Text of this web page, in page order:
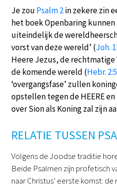
Je zou Psalm 2in zekere zin
het boek Openbaring
uiteindelijk de
vorst van deze wereld’ (Joh.
Heere Jezus, de rechtmatige
de komende wereld (Hebr. 2:5
‘overgangsfase’ zullen
opstellen tegen de HEERE
over Sion als Koning zal zijn
RELATIE TUSSEN
Volgens de Joodse traditie
Beide Psalmen zijn profetisch
naar Christus’ eerste komst: